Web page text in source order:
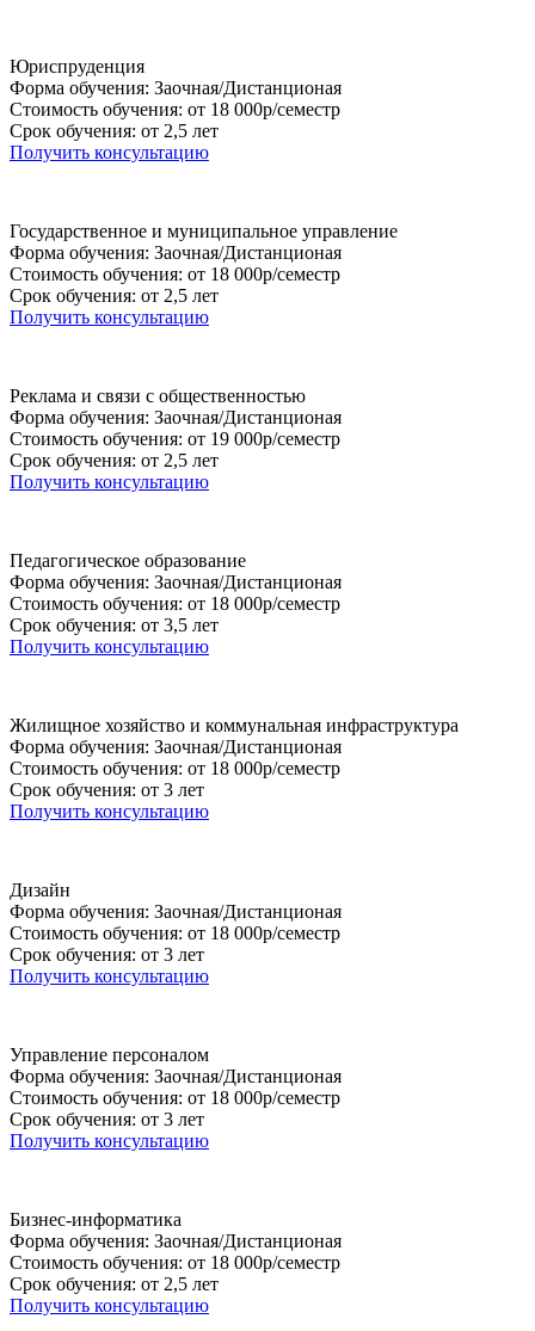
Юриспруденция
Форма обучения: Заочная/Дистанционая
Стоимость обучения: от 18 000р/семестр
Срок обучения: от 2,5 лет
Получить консультацию
Государственное и муниципальное управление
Форма обучения: Заочная/Дистанционая
Стоимость обучения: от 18 000р/семестр
Срок обучения: от 2,5 лет
Получить консультацию
Реклама и связи с общественностью
Форма обучения: Заочная/Дистанционая
Стоимость обучения: от 19 000р/семестр
Срок обучения: от 2,5 лет
Получить консультацию
Педагогическое образование
Форма обучения: Заочная/Дистанционая
Стоимость обучения: от 18 000р/семестр
Срок обучения: от 3,5 лет
Получить консультацию
Жилищное хозяйство и коммунальная инфраструктура
Форма обучения: Заочная/Дистанционая
Стоимость обучения: от 18 000р/семестр
Срок обучения: от 3 лет
Получить консультацию
Дизайн
Форма обучения: Заочная/Дистанционая
Стоимость обучения: от 18 000р/семестр
Срок обучения: от 3 лет
Получить консультацию
Управление персоналом
Форма обучения: Заочная/Дистанционая
Стоимость обучения: от 18 000р/семестр
Срок обучения: от 3 лет
Получить консультацию
Бизнес-информатика
Форма обучения: Заочная/Дистанционая
Стоимость обучения: от 18 000р/семестр
Срок обучения: от 2,5 лет
Получить консультацию